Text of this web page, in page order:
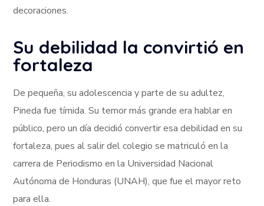
decoraciones.
Su debilidad la convirtió en
fortaleza
De pequeña, su adolescencia y parte de su adultez,
Pineda fue tímida. Su temor más grande era hablar en
público, pero un día decidió convertir esa debilidad en su
fortaleza, pues al salir del colegio se matriculó en la
carrera de Periodismo en la Universidad Nacional
Autónoma de Honduras (UNAH), que fue el mayor reto
para ella.